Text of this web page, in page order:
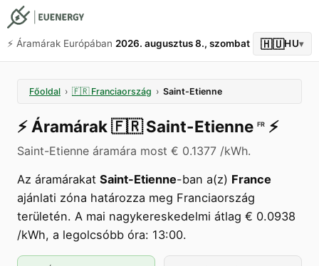
⚡️ Áramárak Európában 2026. augusztus 8., szombat 🇭🇺HU▾
Főoldal › 🇫🇷 Franciaország › Saint-Etienne
⚡️ Áramárak🇫🇷 Saint-Etienne FR ⚡️
Saint-Etienne áramára most € 0.1377 /kWh.
Az áramárakat Saint-Etienne-ban a(z) France
ajánlati zóna határozza meg Franciaország
területén. A mai nagykereskedelmi átlag € 0.0938
/kWh, a legolcsóbb óra: 13:00.